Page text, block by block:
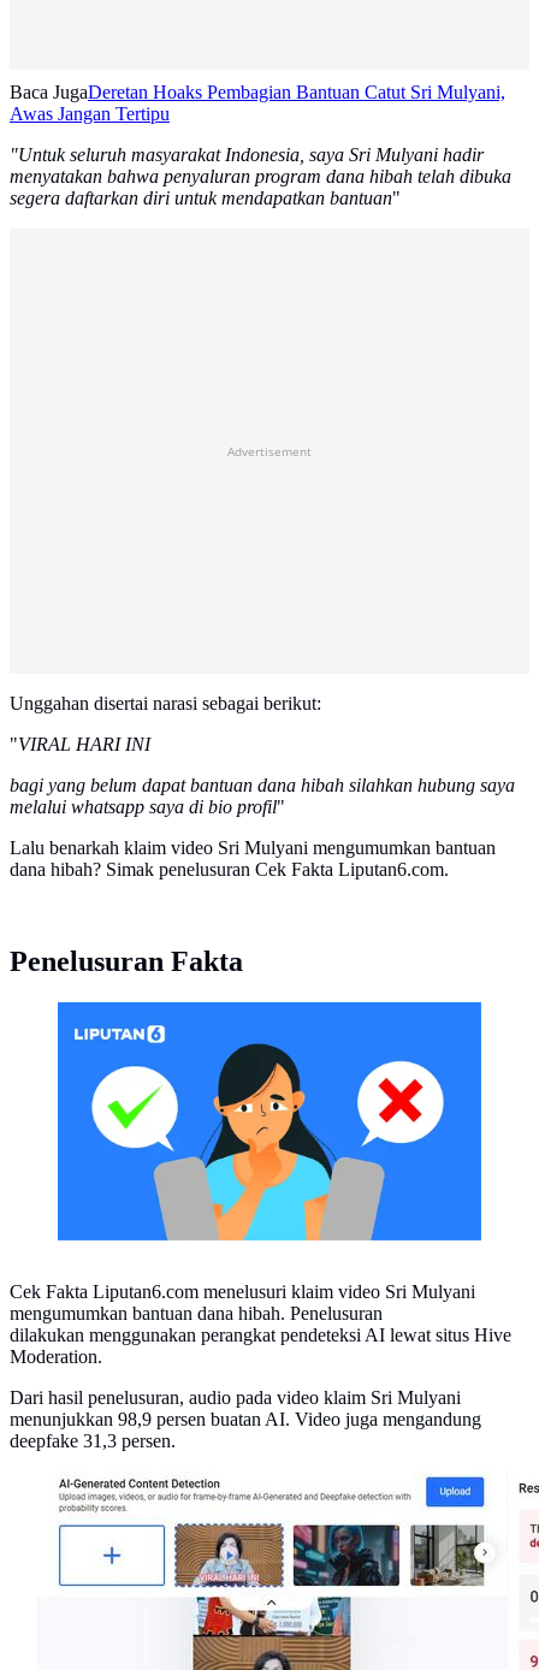
Baca JugaDeretan Hoaks Pembagian Bantuan Catut Sri Mulyani,
Awas Jangan Tertipu
"Untuk seluruh masyarakat Indonesia, saya Sri Mulyani hadir
menyatakan bahwa penyaluran program dana hibah telah dibuka
segera daftarkan diri untuk mendapatkan bantuan"
Advertisement
Unggahan disertai narasi sebagai berikut:
"VIRAL HARI INI
bagi yang belum dapat bantuan dana hibah silahkan hubung saya
melalui whatsapp saya di bio profil"
Lalu benarkah klaim video Sri Mulyani mengumumkan bantuan
dana hibah? Simak penelusuran Cek Fakta Liputan6.com.
Penelusuran Fakta
Cek Fakta Liputan6.com menelusuri klaim video Sri Mulyani
mengumumkan bantuan dana hibah. Penelusuran
dilakukan menggunakan perangkat pendeteksi AI lewat situs Hive
Moderation.
Dari hasil penelusuran, audio pada video klaim Sri Mulyani
menunjukkan 98,9 persen buatan AI. Video juga mengandung
deepfake 31,3 persen.